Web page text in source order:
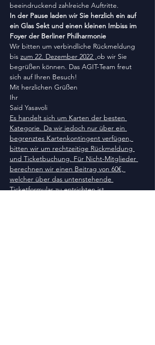
beeindruckend zahlreiche Auftritte.
In der Pause laden wir Sie herzlich ein auf
ein Glas Sekt und einen kleinen Imbiss im
Foyer der Berliner Philharmonie
Wir bitten um verbindliche Rückmeldung
bis zum 22. Dezember 2022 ,ob wir Sie
begrüßen können. Das AGIT-Team freut
sich auf Ihren Besuch!
Mit herzlichen Grüßen
Ihr
Said Yasavoli
Es handelt sich um Karten der besten
Kategorie. Da wir jedoch nur über ein
begrenztes Kartenkontingent verfügen,
bitten wir um rechtzeitige Rückmeldung
und Ticketbuchung. Für Nicht-Mitglieder
berechnen wir einen Beitrag von 60€,
welcher über das untenstehende
Ticketformular zu entrichten ist.